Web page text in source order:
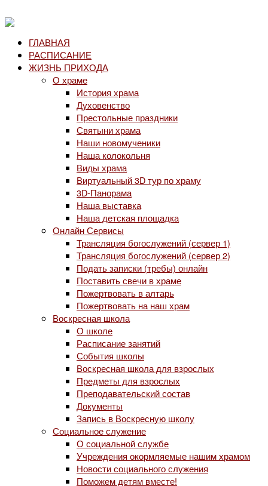
ГЛАВНАЯ
РАСПИСАНИЕ
ЖИЗНЬ ПРИХОДА
О храме
История храма
Духовенство
Престольные праздники
Святыни храма
Наши новомученики
Наша колокольня
Виды храма
Виртуальный 3D тур по храму
3D-Панорама
Наша выставка
Наша детская площадка
Онлайн Сервисы
Трансляция богослужений (сервер 1)
Трансляция богослужений (сервер 2)
Подать записки (требы) онлайн
Поставить свечи в храме
Пожертвовать в алтарь
Пожертвовать на наш храм
Воскресная школа
О школе
Расписание занятий
События школы
Воскресная школа для взрослых
Предметы для взрослых
Преподавательский состав
Документы
Запись в Воскресную школу
Социальное служение
О социальной службе
Учреждения окормляемые нашим храмом
Новости социального служения
Поможем детям вместе!